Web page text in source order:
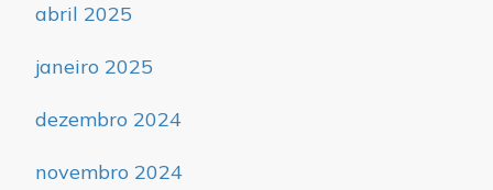
abril 2025
janeiro 2025
dezembro 2024
novembro 2024